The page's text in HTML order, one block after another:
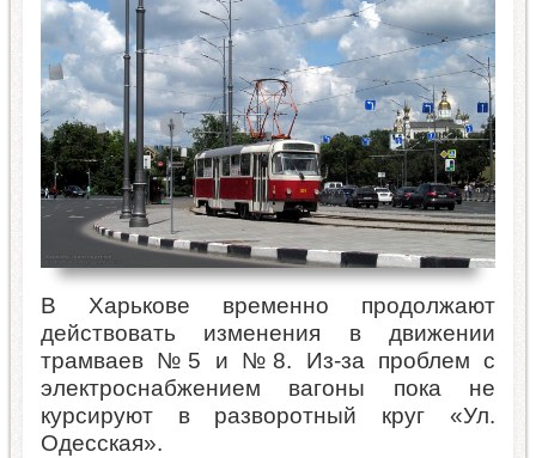
В Харькове временно продолжают
действовать изменения в движении
трамваев №5 и №8. Из-за проблем с
электроснабжением вагоны пока не
курсируют в разворотный круг «Ул.
Одесская».